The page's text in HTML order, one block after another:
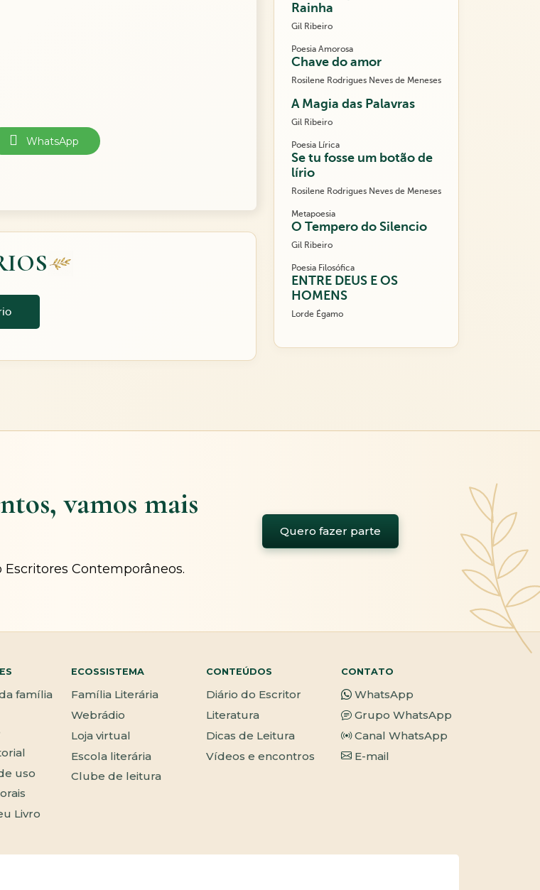
WhatsApp
Rainha
Gil Ribeiro
Poesia Amorosa
Chave do amor
Rosilene Rodrigues Neves de Meneses
A Magia das Palavras
Gil Ribeiro
Poesia Lírica
Se tu fosse um botão de
lírio
Rosilene Rodrigues Neves de Meneses
Metapoesia
O Tempero do Silencio
Gil Ribeiro
Poesia Filosófica
ENTRE DEUS E OS
HOMENS
Lorde Égamo
vamos mais
Contemporâneos.
Quero fazer parte
família
uso
Livro
ECOSSISTEMA
Família Literária
Webrádio
Loja virtual
Escola literária
Clube de leitura
CONTEÚDOS
Diário do Escritor
Literatura
Dicas de Leitura
Vídeos e encontros
CONTATO
WhatsApp
Grupo WhatsApp
Canal WhatsApp
E-mail